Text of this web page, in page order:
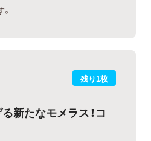
残り1枚
新たなモメラス！コ